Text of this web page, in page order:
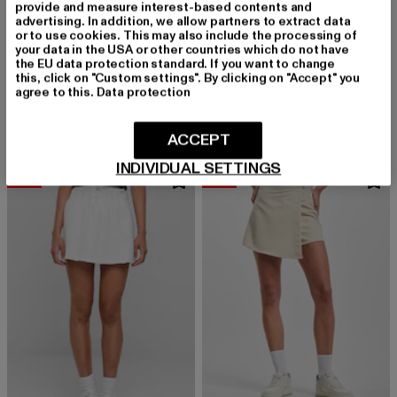
KARL KANI
KW242-042-1 Karl Kani OG Old English Denim Skirt
KARL KANI
-59%
provide and measure interest-based contents and
advertising. In addition, we allow partners to extract data
or to use cookies. This may also include the processing of
your data in the USA or other countries which do not have
the EU data protection standard. If you want to change
this, click on "Custom settings". By clicking on "Accept" you
agree to this. Data protection
INDIVIDUAL SETTINGS
ACCEPT